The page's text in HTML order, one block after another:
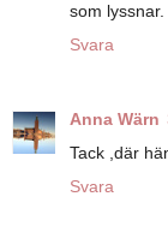
som
Svara
Anna Wärn
Tack ,där
Svara